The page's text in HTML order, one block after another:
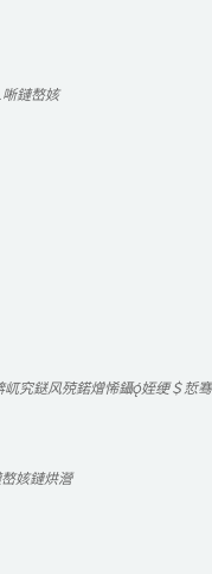
鏈嶅姟
究鎹风殑鍩熷悕鑷姪绠＄悊
姟鏈烘瀯